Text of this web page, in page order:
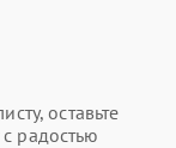
оставьте
радостью